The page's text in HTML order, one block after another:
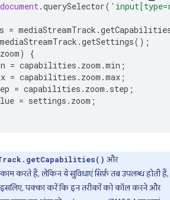
document.querySelector(
= mediaStreamTrack .
mediaStreamTrack .getSettings();
zoom)
{
= capabilities . zoom .min ;
= capabilities . zoom .max ;
= capabilities . zoom . step ;
= settings . zoom ;
और
करते हैं, लेकिन ये सुविधाएं सिर्फ़ तब उपलब्ध होती हैं,
इसलिए, पक्का करें कि इन तरीकों को कॉल करने और